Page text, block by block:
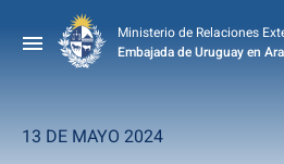
Ministerio de Relaciones
Embajada de Uruguay en
13 DE MAYO 2024